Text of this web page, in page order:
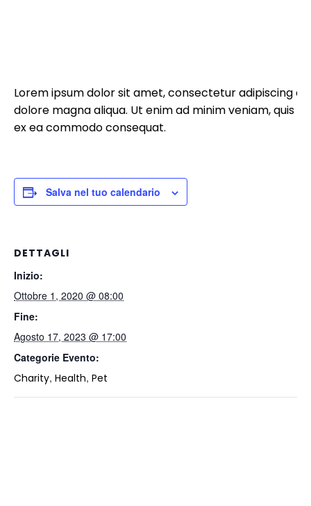
Lorem ipsum dolor sit amet, consectetur adipiscing
dolore magna aliqua. Ut enim ad minim veniam, quis
ex ea commodo consequat.
Salva nel tuo calendario
DETTAGLI
Inizio:
Ottobre 1, 2020 @ 08:00
Fine:
Agosto 17, 2023 @ 17:00
Categorie Evento:
Charity, Health, Pet